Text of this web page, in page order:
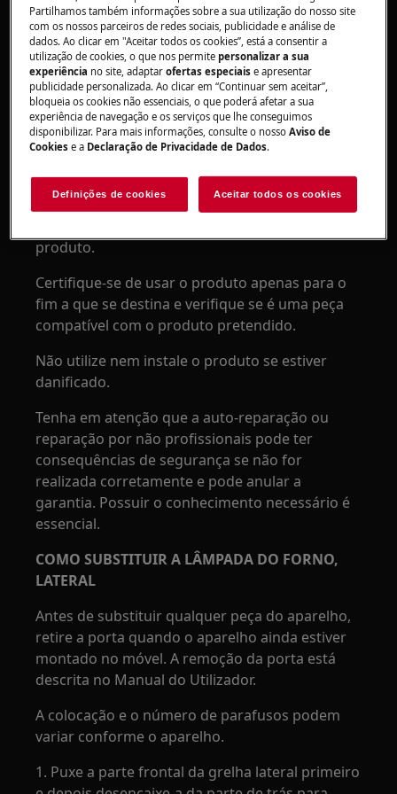
ATENÇÃO!PERIGO DE ASFIXIA
Peças pequenas não são adequadas para
crianças menores de 3 anos. Mantenha todas as
das crianças.
produto.
Certifique-se de usar o produto apenas para o
fim a que se destina e verifique se é uma peça
compatível com o produto pretendido.
Não utilize nem instale o produto se estiver
danificado.
Tenha em atenção que a auto-reparação ou
reparação por não profissionais pode ter
consequências de segurança se não for
realizada corretamente e pode anular a
garantia. Possuir o conhecimento necessário é
essencial.
COMO SUBSTITUIR A LÂMPADA DO FORNO,
LATERAL
Antes de substituir qualquer peça do aparelho,
retire a porta quando o aparelho ainda estiver
montado no móvel. A remoção da porta está
descrita no Manual do Utilizador.
A colocação e o número de parafusos podem
variar conforme o aparelho.
1. Puxe a parte frontal da grelha lateral primeiro
Partilhamos também informações sobre a sua utilização do nosso site
com os nossos parceiros de redes sociais, publicidade e análise de
dados. Ao clicar em "Aceitar todos os cookies”, está a consentir a
utilização de cookies, o que nos permitepersonalizar a sua
experiência no site, adaptarofertas especiaise apresentar
publicidade personalizada. Ao clicar em “Continuar sem aceitar”,
bloqueia os cookies não essenciais, o que poderá afetar a sua
experiência de navegação e os serviços que lhe conseguimos
disponibilizar. Para mais informações, consulte o nossoAviso de
Cookies e a Declaração de Privacidade de Dados.
Definições de cookies Aceitar todos os cookies